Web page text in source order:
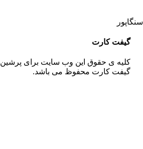
گیفت کارت
کلیه ی حقوق این وب سایت برای پرشین
گیفت کارت محفوظ می باشد.